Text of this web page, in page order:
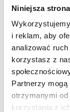
Niniejsza
i reklam, aby
analizować
korzystasz z
Partnerzy mogą
otrzymanymi
korzystania z
[et al.]
diseases in
cancers in
POL registry. -
988-991
[współaut.]
sodium-
with heart